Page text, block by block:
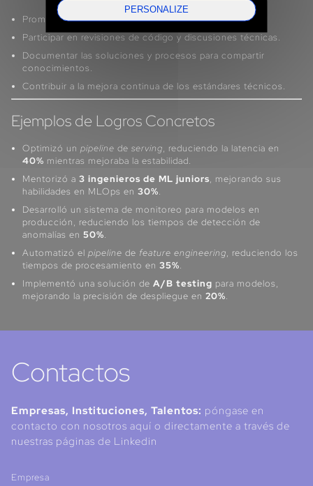
Promover las buenas prácticas de ingeniería de ML.
Participar en revisiones de código y discusiones técnicas.
Documentar las soluciones y procesos para compartir
conocimientos.
Contribuir a la mejora continua de los estándares técnicos.
Ejemplos de Logros Concretos
Optimizó un pipeline de serving, reduciendo la latencia en
40% mientras mejoraba la estabilidad.
Mentorizó a 3 ingenieros de ML juniors, mejorando sus
habilidades en MLOps en 30%.
Desarrolló un sistema de monitoreo para modelos en
producción, reduciendo los tiempos de detección de
anomalías en 50%.
Automatizó el pipeline de feature engineering, reduciendo los
tiempos de procesamiento en 35%.
Implementó una solución de A/B testing para modelos,
mejorando la precisión de despliegue en 20%.
Contactos
Empresas, Instituciones, Talentos: póngase en
contacto con nosotros aquí o directamente a través de
nuestras páginas de Linkedin
Empresa
PERSONALIZE